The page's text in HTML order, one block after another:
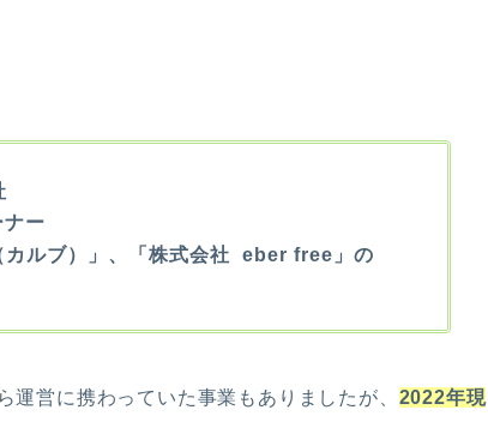
ー
カルブ）」、「株式会社 eber free」の
営に携わっていた事業もありましたが、 2022年現